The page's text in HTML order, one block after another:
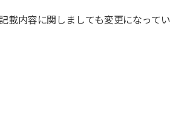
載内容に関しましても変更になってい